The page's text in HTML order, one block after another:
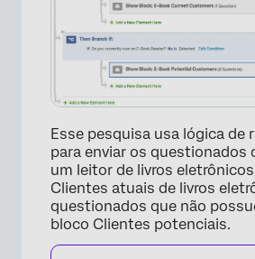
Esse pesquisa usa lógica de
para enviar os questionados
um leitor de livros
Clientes atuais de livros
questionados que não
bloco Clientes potenciais.